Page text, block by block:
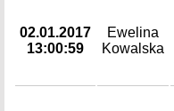
02.01.2017
13:00:59
Ewelina
Kowalska